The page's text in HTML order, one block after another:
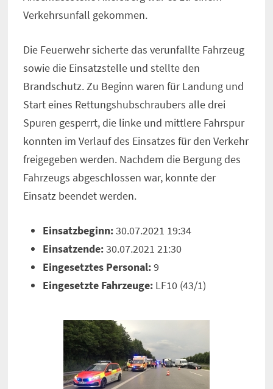
Verkehrsunfall gekommen.
Die Feuerwehr sicherte das verunfallte Fahrzeug
sowie die Einsatzstelle und stellte den
Brandschutz. Zu Beginn waren für Landung und
Start eines Rettungshubschraubers alle drei
Spuren gesperrt, die linke und mittlere Fahrspur
konnten im Verlauf des Einsatzes für den Verkehr
freigegeben werden. Nachdem die Bergung des
Fahrzeugs abgeschlossen war, konnte der
Einsatz beendet werden.
Einsatzbeginn:30.07.2021 19:34
Einsatzende:30.07.2021 21:30
Eingesetztes Personal:9
Eingesetzte Fahrzeuge:LF10 (43/1)